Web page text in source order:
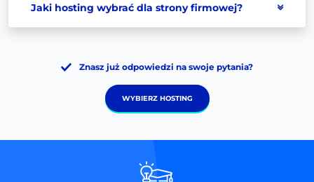
Jaki hosting wybrać dla strony firmowej?
Znasz już odpowiedzi na swoje pytania?
WYBIERZ HOSTING